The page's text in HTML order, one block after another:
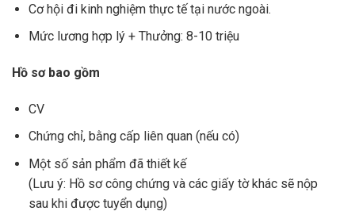
Cơ hội đi kinh nghiệm thực tế tại nước ngoài.
Mức lương hợp lý + Thưởng: 8-10 triệu
Hồ sơ bao gồm
CV
Chứng chỉ, bằng cấp liên quan (nếu có)
Một số sản phẩm đã thiết kế
(Lưu ý: Hồ sơ công chứng và các giấy tờ khác sẽ nộp
sau khi được tuyển dụng)